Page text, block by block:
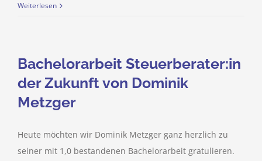
Weiterlesen
Bachelorarbeit Steuerberater:in
der Zukunft von Dominik
Metzger
Heute möchten wir Dominik Metzger ganz herzlich zu
seiner mit 1,0 bestandenen Bachelorarbeit gratulieren.